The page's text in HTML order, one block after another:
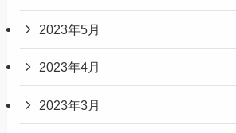
2023年5月
2023年4月
2023年3月